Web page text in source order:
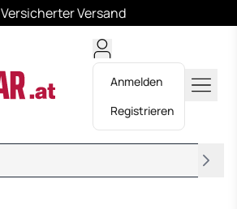
Versicherter Versand
Anmelden
Registrieren